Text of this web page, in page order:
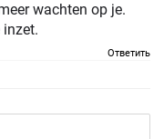
wachten op je.
inzet.
Ответить